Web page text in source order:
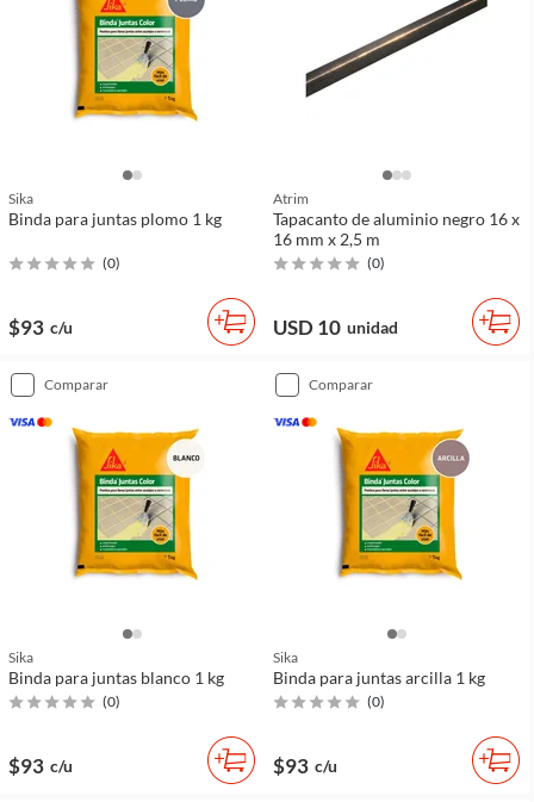
Sika
Binda para juntas plomo 1 kg
(0)
$93 c/u
Atrim
Tapacanto de aluminio negro 16 x
16 mm x 2,5 m
(0)
USD 10 unidad
comparar
Sika
Binda para juntas blanco 1 kg
(0)
$93 c/u
comparar
Sika
Binda para juntas arcilla 1 kg
(0)
$93 c/u